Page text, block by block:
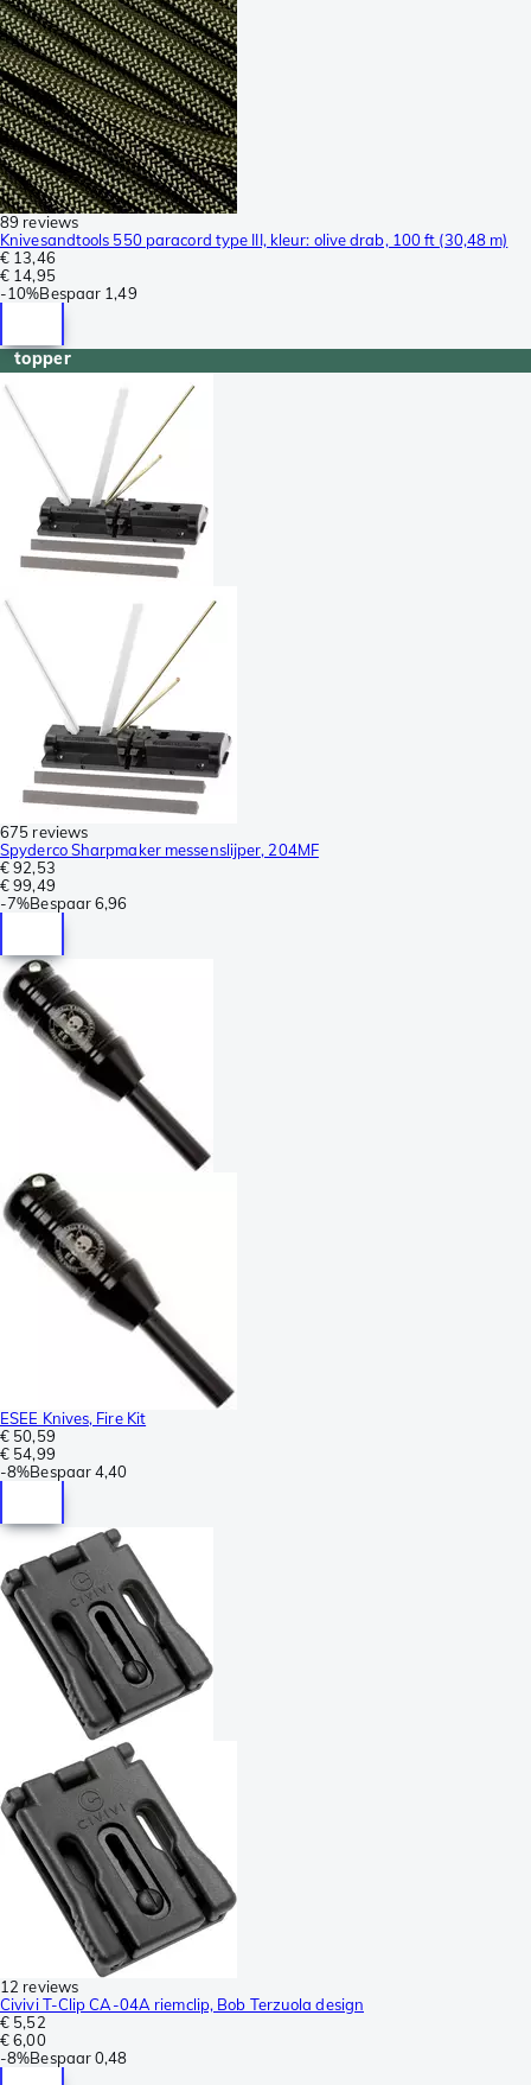
89 reviews
Knivesandtools 550 paracord type III, kleur: olive drab, 100 ft (30,48 m)
€ 13,46
€ 14,95
-10%Bespaar 1,49
topper
675 reviews
Spyderco Sharpmaker messenslijper, 204MF
€ 92,53
€ 99,49
-7%Bespaar6,96
ESEE Knives, Fire Kit
€ 50,59
€ 54,99
-8%Bespaar4,40
12 reviews
Civivi T-Clip CA-04A riemclip, Bob Terzuola design
€ 5,52
€ 6,00
-8%Bespaar0,48